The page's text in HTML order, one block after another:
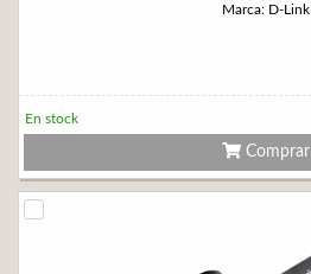
Marca: D-Link
En stock
Comprar